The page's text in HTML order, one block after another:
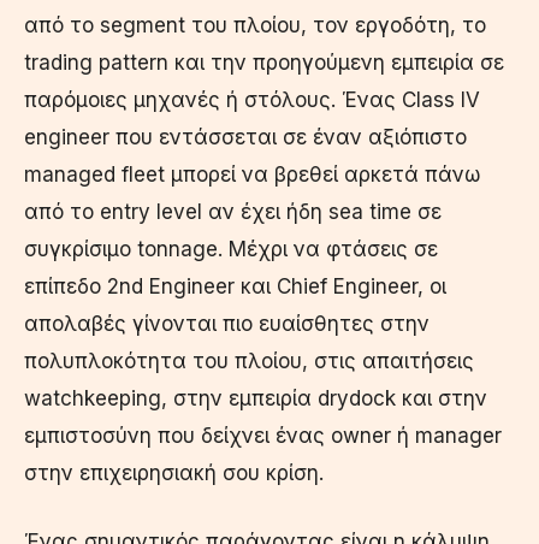
από το segment του πλοίου, τον εργοδότη, το
trading pattern και την προηγούμενη εμπειρία σε
παρόμοιες μηχανές ή στόλους. Ένας Class IV
engineer που εντάσσεται σε έναν αξιόπιστο
managed fleet μπορεί να βρεθεί αρκετά πάνω
από το entry level αν έχει ήδη sea time σε
συγκρίσιμο tonnage. Μέχρι να φτάσεις σε
επίπεδο 2nd Engineer και Chief Engineer, οι
απολαβές γίνονται πιο ευαίσθητες στην
πολυπλοκότητα του πλοίου, στις απαιτήσεις
watchkeeping, στην εμπειρία drydock και στην
εμπιστοσύνη που δείχνει ένας owner ή manager
στην επιχειρησιακή σου κρίση.